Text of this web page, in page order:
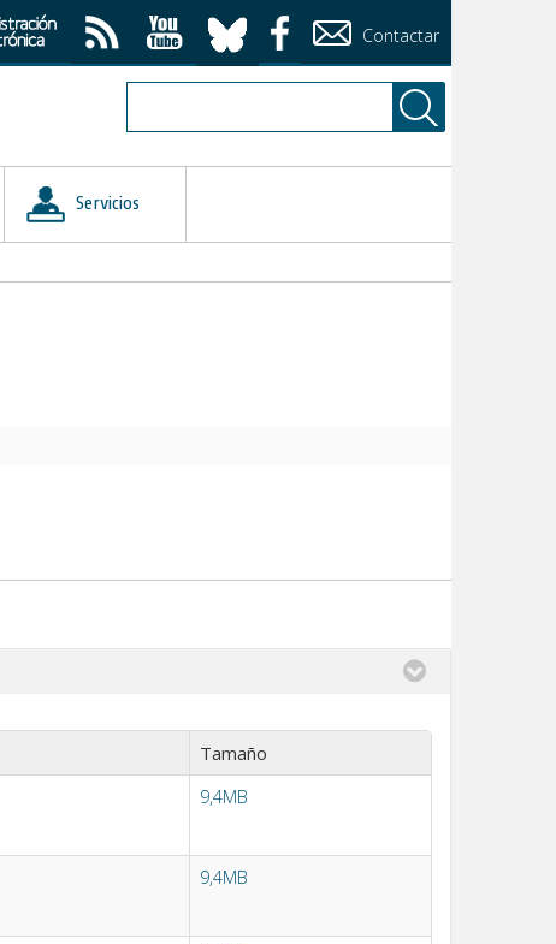
Contactar
Servicios
Tamaño
9,4MB
9,4MB